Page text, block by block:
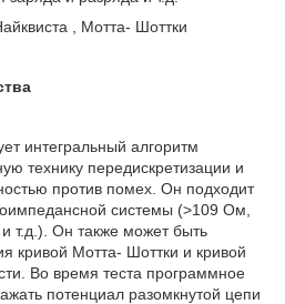
, Мотта- Шоттки
интегральный алгоритм
технику передискретизации и
против помех. Он подходит
системы (>109 Ом,
т.д.). Он также может быть
кривой Мотта- Шоттки и кривой
Во время теста программное
потенциал разомкнутой цепи